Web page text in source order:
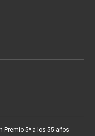
Premio 5* a los 55 años